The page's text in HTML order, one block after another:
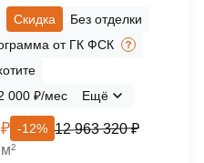
Скидка
Без отделки
от ГК ФСК
000 ₽/мес
Ещё
-12% 12 963 320 ₽